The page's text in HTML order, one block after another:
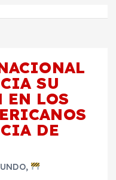
SU
EN LOS
DE
,